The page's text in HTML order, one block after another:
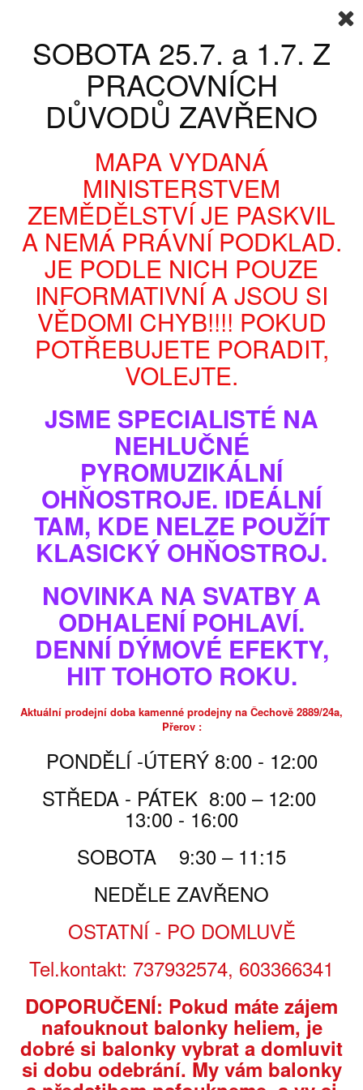
Váš účet
KATEGORIE
EASY BOXY SVATEBNÍ SERIE SVATEBNÍ SET 4/50
Zobrazit větší
SVATEBNÍ SET 4/50
SS450
Nové
Výhodná svatební serie obsahující profesionální ohňostrojný EASY
BOX, včetně jednorázové heliové bomby s balonky.
skladem, nebo do 2-3dnů
Tisk
5 110,00 Kč
5 110,00 Kčza balení
PŘIDAT DO KOŠÍKU
PARAMETRY
Prodejní
1 ks
SOBOTA 25.7. a 1.7. Z
PRACOVNÍCH
DŮVODŮ ZAVŘENO
MAPA VYDANÁ
MINISTERSTVEM
ZEMĚDĚLSTVÍ JE PASKVIL
A NEMÁ PRÁVNÍ PODKLAD.
JE PODLE NICH POUZE
INFORMATIVNÍ A JSOU SI
VĚDOMI CHYB!!!! POKUD
POTŘEBUJETE PORADIT,
VOLEJTE.
JSME SPECIALISTÉ NA
NEHLUČNÉ
PYROMUZIKÁLNÍ
OHŇOSTROJE. IDEÁLNÍ
TAM, KDE NELZE POUŽÍT
KLASICKÝ OHŇOSTROJ.
NOVINKA NA SVATBY A
ODHALENÍ POHLAVÍ.
DENNÍ DÝMOVÉ EFEKTY,
HIT TOHOTO ROKU.
Aktuální prodejní doba kamenné prodejny na Čechově 2889/24a,
Přerov :
PONDĚLÍ -ÚTERÝ 8:00 - 12:00
STŘEDA - PÁTEK 8:00 – 12:00
13:00 - 16:00
SOBOTA 9:30 – 11:15
NEDĚLE ZAVŘENO
OSTATNÍ - PO DOMLUVĚ
Tel.kontakt: 737932574, 603366341
DOPORUČENÍ: Pokud máte zájem
nafouknout balonky heliem, je
dobré si balonky vybrat a domluvit
si dobu odebrání. My vám balonky